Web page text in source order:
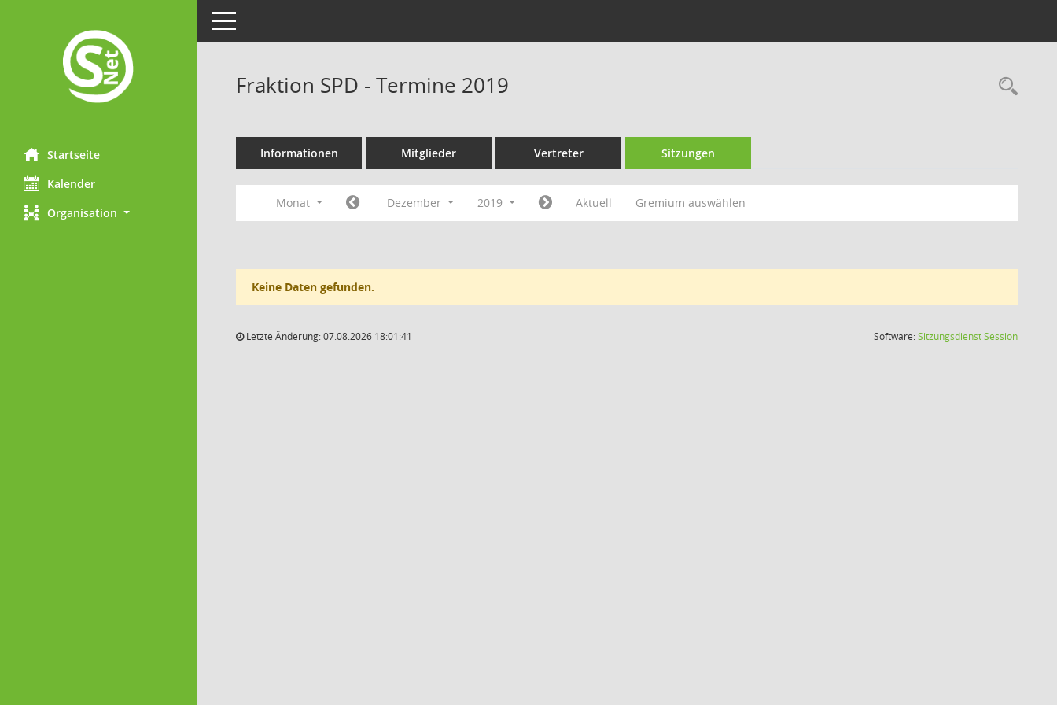
Startseite
Kalender
Organisation
Toggle navigation
Fraktion SPD - Termine 2019
Informationen Mitglieder Vertreter Sitzungen
Monat Dezember 2019 Aktuell Gremium auswählen
Keine Daten gefunden.
Letzte Änderung: 07.08.2026 18:01:41 Software:SitzungsdienstSession(Wird in